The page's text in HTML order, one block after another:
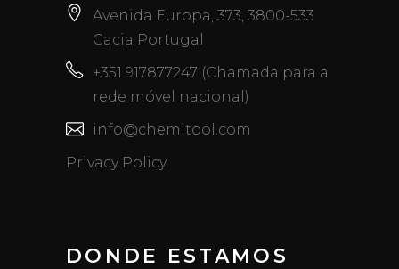
Avenida Europa, 373, 3800-533
Cacia Portugal
+351 917877247 (Chamada para a
rede móvel nacional)
info@chemitool.com
Privacy Policy
DONDE ESTAMOS